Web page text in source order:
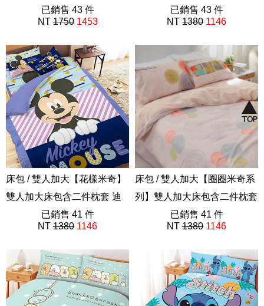
55%天絲 哆啦A夢 Doraemon
ABF101
已銷售 43 件
NT1750 1453
啦A夢 Doraemon
ABF201
已銷售 43 件
NT 1380 1146
床包 / 雙人加大【花樣米奇】
雙人加大床包含二件枕套 迪
ABE201
已銷售 41 件
NT 1380 1146
床包 / 雙人加大【圈圈米奇系
列】雙人加大床包含二件枕套
ABE201
已銷售 41 件
NT 1380 1146